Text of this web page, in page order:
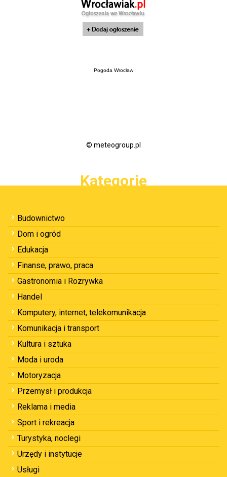
Pogoda Wrocław
© meteogroup.pl
Kategorie
Budownictwo
Dom i ogród
Edukacja
Finanse, prawo, praca
Gastronomia i Rozrywka
Handel
Komputery, internet, telekomunikacja
Komunikacja i transport
Kultura i sztuka
Moda i uroda
Motoryzacja
Przemysł i produkcja
Reklama i media
Sport i rekreacja
Turystyka, noclegi
Urzędy i instytucje
Usługi